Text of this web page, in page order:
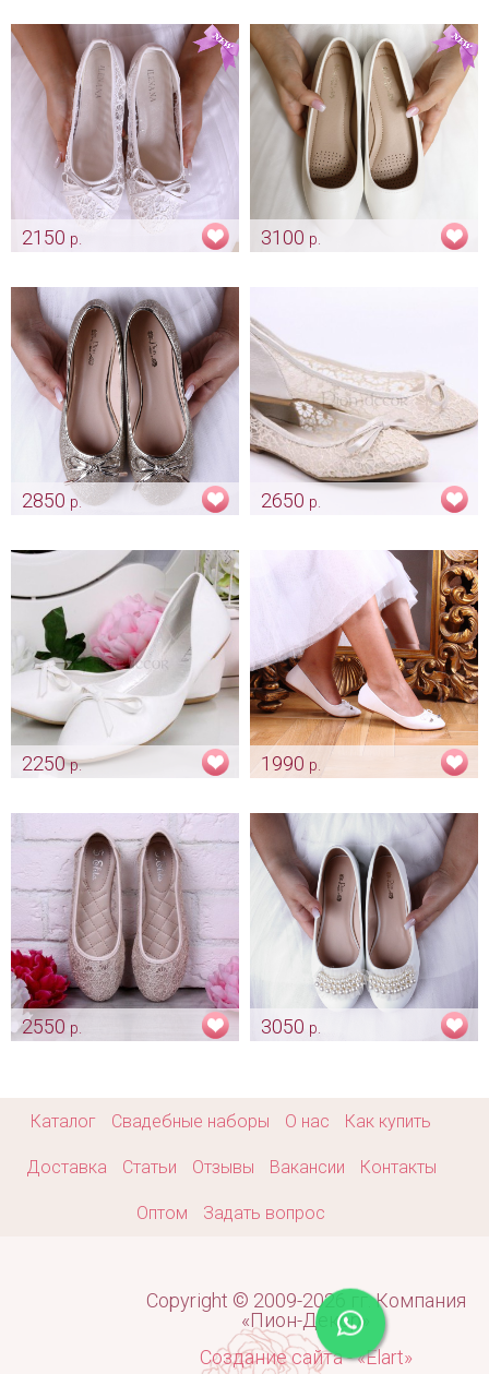
Арт: obv_0057 Арт: obv_0061
2150 р.
3100 р.
2850 р.
2650 р.
2250р.
1990 р.
2550 р.
3050 р.
Каталог Свадебные наборы О нас Как купить
Доставка Статьи Отзывы Вакансии Контакты
Оптом Задать вопрос
Copyright © 2009-2026 гг. Компания
«Пион-Декор»
Создание сайта - «Elart»